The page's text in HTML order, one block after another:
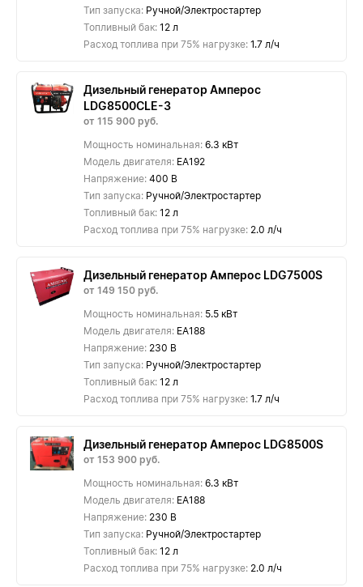
Тип запуска: Ручной/Электростартер
Топливный бак: 12 л
Расход топлива при 75% нагрузке: 1.7 л/ч
Дизельный генератор Амперос
LDG8500СLE-3
от 115 900 руб.
Мощность номинальная: 6.3 кВт
Модель двигателя: EA192
Напряжение: 400 В
Тип запуска: Ручной/Электростартер
Топливный бак: 12 л
Расход топлива при 75% нагрузке: 2.0 л/ч
Дизельный генератор Амперос LDG7500S
от 149 150 руб.
Мощность номинальная: 5.5 кВт
Модель двигателя: EA188
Напряжение: 230 В
Тип запуска: Ручной/Электростартер
Топливный бак: 12 л
Расход топлива при 75% нагрузке: 1.7 л/ч
Дизельный генератор Амперос LDG8500S
от 153 900 руб.
Мощность номинальная: 6.3 кВт
Модель двигателя: EA188
Напряжение: 230 В
Тип запуска: Ручной/Электростартер
Топливный бак: 12 л
Расход топлива при 75% нагрузке: 2.0 л/ч